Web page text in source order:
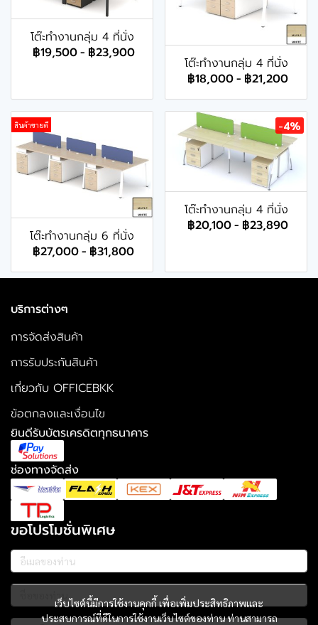
โต๊ะทำงานกลุ่ม 4 ที่นั่ง
฿19,500- ฿23,900
โต๊ะทำงานกลุ่ม 4 ที่นั่ง
฿18,000- ฿21,200
สินค้าขายดี
โต๊ะทำงานกลุ่ม 6 ที่นั่ง
฿27,000- ฿31,800
-4%
โต๊ะทำงานกลุ่ม 4 ที่นั่ง
฿20,100- ฿23,890
เว็บไซต์นี้มีการใช้งานคุกกี้ เพื่อเพิ่มประสิทธิภาพและ
ประสบการณ์ที่ดีในการใช้งานเว็บไซต์ของท่าน ท่านสามารถ
บริการต่างๆ
การจัดส่งสินค้า
การรับประกันสินค้า
เกี่ยวกับ OFFICEBKK
ข้อตกลงและเงื่อนไข
ยินดีรับบัตรเครดิตทุกธนาคาร
ช่องทางจัดส่ง
ขอโปรโมชั่นพิเศษ